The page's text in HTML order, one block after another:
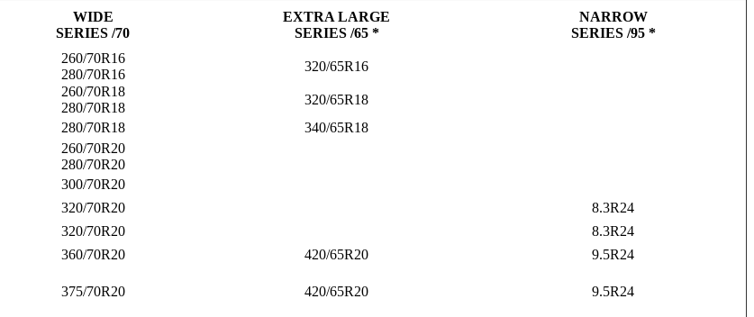
WIDE
SERIES /70
EXTRA LARGE
SERIES /65 *
NARROW
SERIES /95 *
260/70R16
280/70R16
320/65R16
260/70R18
280/70R18
320/65R18
280/70R18
340/65R18
260/70R20
280/70R20
300/70R20
320/70R20
8.3R24
320/70R20
8.3R24
360/70R20 420/65R20 9.5R24
375/70R20 420/65R20 9.5R24